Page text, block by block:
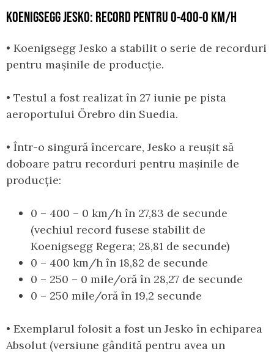
KOENIGSEGG JESKO: RECORD PENTRU 0-400-0 KM/H
• Koenigsegg Jesko a stabilit o serie de recorduri
pentru mașinile de producție.
• Testul a fost realizat în 27 iunie pe pista
aeroportului Örebro din Suedia.
• Într-o singură încercare, Jesko a reușit să
doboare patru recorduri pentru mașinile de
producție:
0 – 400 – 0 km/h în 27,83 de secunde
(vechiul record fusese stabilit de
Koenigsegg Regera; 28,81 de secunde)
0 – 400 km/h în 18,82 de secunde
0 – 250 – 0 mile/oră în 28,27 de secunde
0 – 250 mile/oră în 19,2 secunde
• Exemplarul folosit a fost un Jesko în echiparea
Absolut (versiune gândită pentru avea un